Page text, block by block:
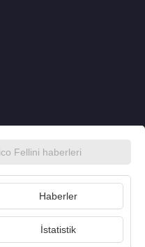
Fellini haberleri
Haberler
İstatistik